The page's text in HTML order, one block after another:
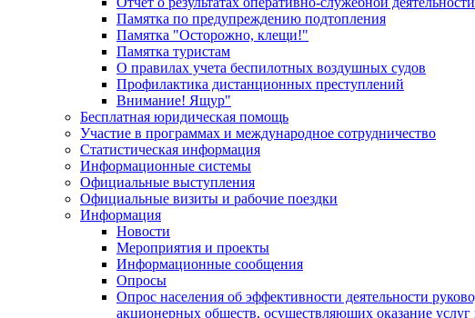
Памятка по предупреждению подтопления
Памятка "Осторожно, клещи!"
Памятка туристам
О правилах учета беспилотных воздушных судов
Профилактика дистанционных преступлений
Внимание! Ящур"
Бесплатная юридическая помощь
Участие в программах и международное сотрудничество
Статистическая информация
Информационные системы
Официальные выступления
Официальные визиты и рабочие поездки
Информация
Новости
Мероприятия и проекты
Информационные сообщения
Опросы
Опрос населения об эффективности деятельности
акционерных обществ, осуществляющих оказание